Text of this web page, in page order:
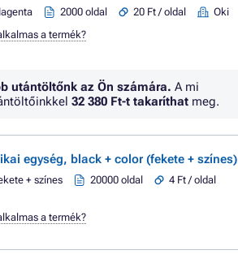
2000 oldal 20 Ft / oldal Oki
a termék?
utántöltőnk az Ön számára. A mi
32 380 Ft-t takaríthat meg.
egység, black + color (fekete + színes)
+ színes 20000 oldal
4 Ft / oldal
a termék?